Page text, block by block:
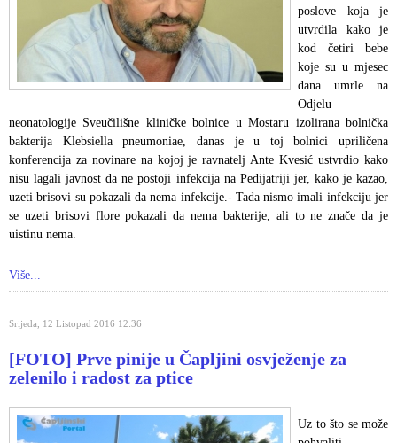
poslove koja je
utvrdila kako je
kod četiri bebe
koje su u mjesec
dana umrle na
Odjelu
neonatologije Sveučilišne kliničke bolnice u Mostaru izolirana bolnička
bakterija Klebsiella pneumoniae, danas je u toj bolnici upriličena
konferencija za novinare na kojoj je ravnatelj Ante Kvesić ustvrdio kako
nisu lagali javnost da ne postoji infekcija na Pedijatriji jer, kako je kazao,
uzeti brisovi su pokazali da nema infekcije.- Tada nismo imali infekciju jer
se uzeti brisovi flore pokazali da nema bakterije, ali to ne znače da je
uistinu nema.
Više...
Srijeda, 12 Listopad 2016 12:36
[FOTO] Prve pinije u Čapljini osvježenje za
zelenilo i radost za ptice
Uz to što se može